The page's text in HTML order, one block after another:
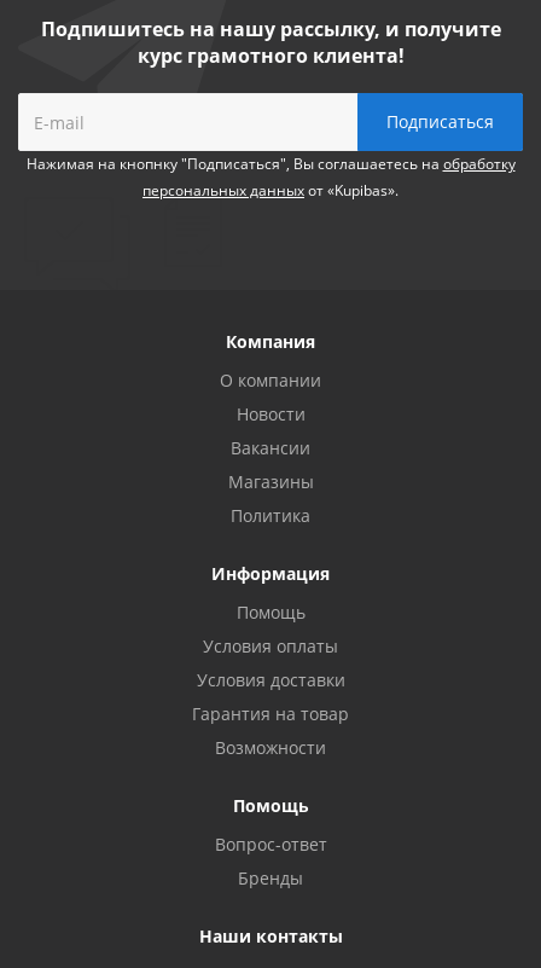
Подпишитесь на нашу рассылку, и получите
курс грамотного клиента!
Нажимая на кнопнку "Подписаться", Вы соглашаетесь на обработку
персональных данныхот «Kupibas».
Компания
О компании
Новости
Вакансии
Магазины
Политика
Информация
Помощь
Условия оплаты
Условия доставки
Гарантия на товар
Возможности
Помощь
Вопрос-ответ
Бренды
Наши контакты